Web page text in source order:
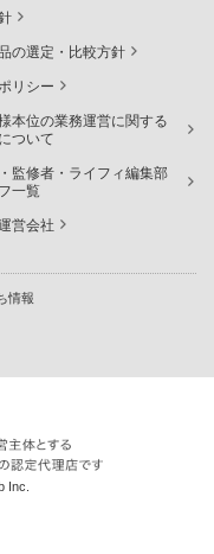
の選定・比較方針
リシー
様本位の業務運営に関する
ついて
監修者・ライフィ編集部
一覧
営会社
情報
Inc.